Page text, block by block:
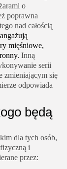
o
poprawna
nad całością
mięśniowe,
Inną
serii
zmieniającym się
odpowiada
będą
dla tych osób,
i
przez: